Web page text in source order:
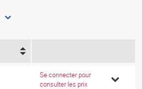
Se connecter pour
consulter les prix